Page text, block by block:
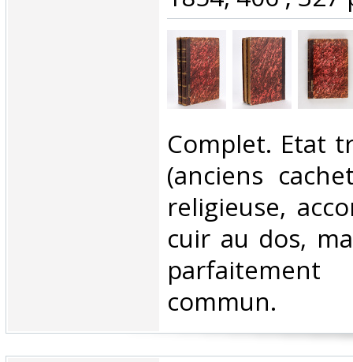
‎Complet. Etat
(anciens
religieuse,
cuir au dos,
parfaitement
commun.‎